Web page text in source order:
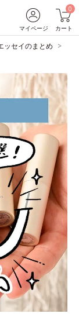
マイページ
0
カート
ッセイのまとめ